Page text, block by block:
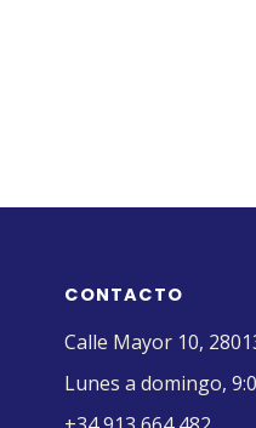
CONTACTO
Calle Mayor 10,
Lunes a domingo,